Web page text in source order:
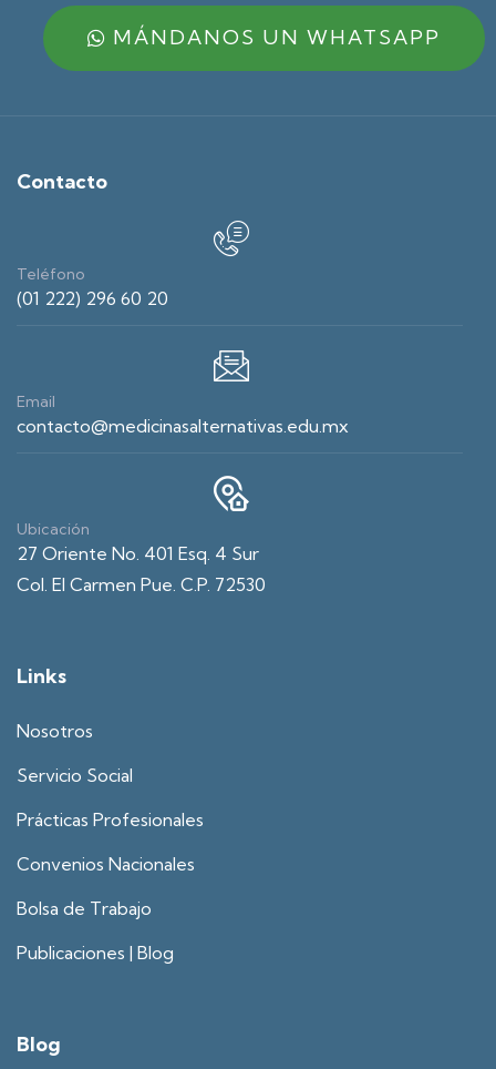
MÁNDANOS UN WHATSAPP
Contacto
Teléfono
(01 222) 296 60 20
Email
contacto@medicinasalternativas.edu.mx
Ubicación
27 Oriente No. 401 Esq. 4 Sur
Col. El Carmen Pue. C.P. 72530
Links
Nosotros
Servicio Social
Prácticas Profesionales
Convenios Nacionales
Bolsa de Trabajo
Publicaciones | Blog
Blog